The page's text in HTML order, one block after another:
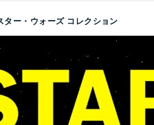
ター・ウォーズ コレクション